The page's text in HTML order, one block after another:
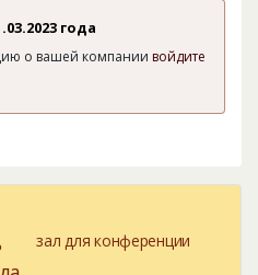
года
о вашей компании войдите
зал для конференции